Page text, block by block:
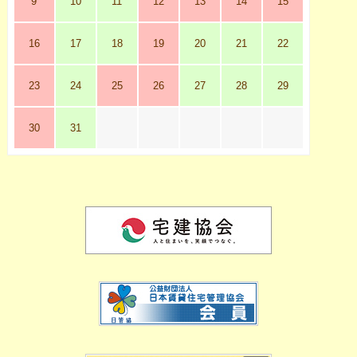
16 17 18 19 20 21 22
23 24 25 26 27 28 29
30 31